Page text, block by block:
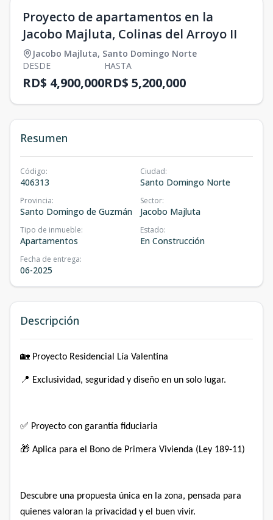
Proyecto de apartamentos en la
Jacobo Majluta, Colinas del Arroyo II
Jacobo Majluta, Santo Domingo Norte
DESDE
RD$ 4,900,000
HASTA
RD$ 5,200,000
Resumen
Código:
406313
Ciudad:
Santo Domingo Norte
Provincia:
Santo Domingo de Guzmán
Sector:
Jacobo Majluta
Tipo de inmueble:
Apartamentos
Estado:
En Construcción
Fecha de entrega:
06-2025
Descripción
🏡 Proyecto Residencial Lía Valentina⁣
📍 Exclusividad, seguridad y diseño en un solo lugar.⁣
✅ Proyecto con garantía fiduciaria⁣
🎁 Aplica para el Bono de Primera Vivienda (Ley 189-11)⁣
Descubre una propuesta única en la zona, pensada para
quienes valoran la privacidad y el buen vivir.⁣